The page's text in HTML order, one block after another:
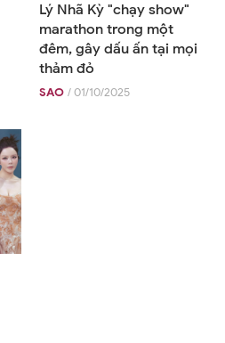
Lý Nhã Kỳ "chạy show"
marathon trong một
đêm, gây dấu ấn tại mọi
thảm đỏ
SAO / 01/10/2025